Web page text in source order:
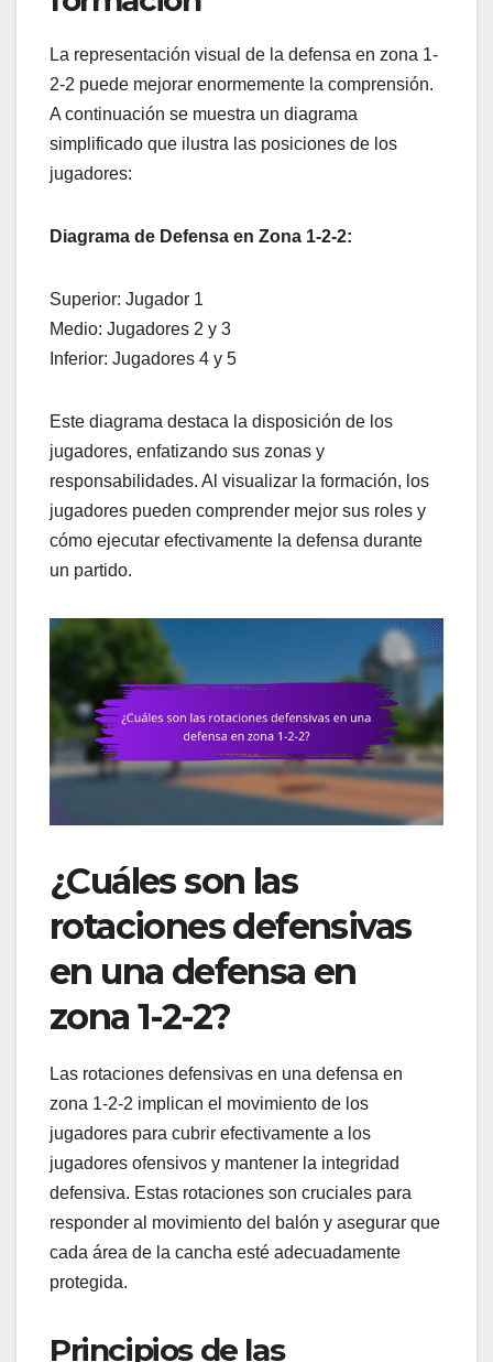
La representación visual de la defensa en zona 1-
2-2 puede mejorar enormemente la comprensión.
A continuación se muestra un diagrama
simplificado que ilustra las posiciones de los
jugadores:
Diagrama de Defensa en Zona 1-2-2:
Superior: Jugador 1
Medio: Jugadores 2 y 3
Inferior: Jugadores 4 y 5
Este diagrama destaca la disposición de los
jugadores, enfatizando sus zonas y
responsabilidades. Al visualizar la formación, los
jugadores pueden comprender mejor sus roles y
cómo ejecutar efectivamente la defensa durante
un partido.
¿Cuáles son las
rotaciones defensivas
en una defensa en
zona 1-2-2?
Las rotaciones defensivas en una defensa en
zona 1-2-2 implican el movimiento de los
jugadores para cubrir efectivamente a los
jugadores ofensivos y mantener la integridad
defensiva. Estas rotaciones son cruciales para
responder al movimiento del balón y asegurar que
cada área de la cancha esté adecuadamente
protegida.
Principios de las